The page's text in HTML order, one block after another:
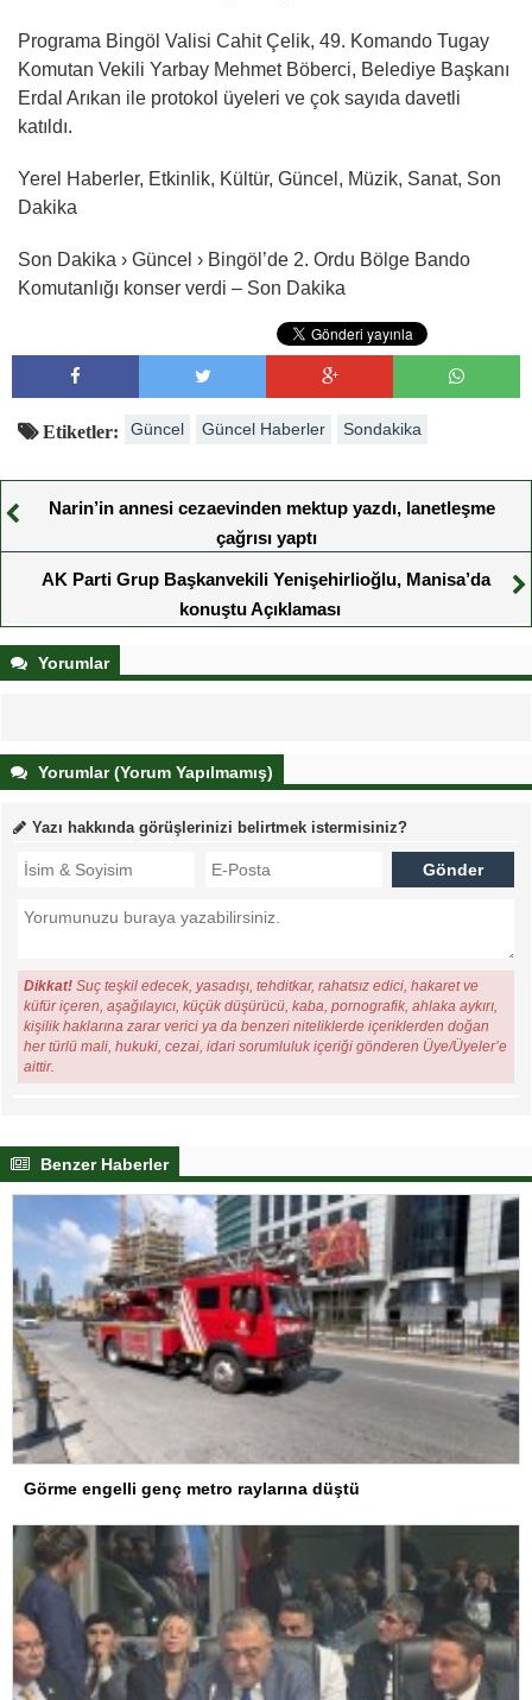
Programa Bingöl Valisi Cahit Çelik, 49. Komando Tugay
Komutan Vekili Yarbay Mehmet Böberci, Belediye Başkanı
Erdal Arıkan ile protokol üyeleri ve çok sayıda davetli
katıldı.
Yerel Haberler, Etkinlik, Kültür, Güncel, Müzik, Sanat, Son
Dakika
Son Dakika › Güncel › Bingöl’de 2. Ordu Bölge Bando
Komutanlığı konser verdi – Son Dakika
Etiketler: Güncel Güncel Haberler Sondakika
Narin’in annesi cezaevinden mektup yazdı, lanetleşme
çağrısı yaptı
AK Parti Grup Başkanvekili Yenişehirlioğlu, Manisa’da
konuştu Açıklaması
Yorumlar
Yorumlar (Yorum Yapılmamış)
Yazı hakkında görüşlerinizi belirtmek istermisiniz?
Dikkat! Suç teşkil edecek, yasadışı, tehditkar, rahatsız edici, hakaret ve
küfür içeren, aşağılayıcı, küçük düşürücü, kaba, pornografik, ahlaka aykırı,
kişilik haklarına zarar verici ya da benzeri niteliklerde içeriklerden doğan
her türlü mali, hukuki, cezai, idari sorumluluk içeriği gönderen Üye/Üyeler’e
aittir.
Benzer Haberler
Görme engelli genç metro raylarına düştü